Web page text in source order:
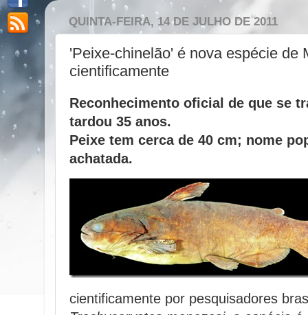
QUINTA-FEIRA, 14 DE JULHO DE 2011
'Peixe-chinelão' é nova espécie de
cientificamente
Reconhecimento oficial de que se
tardou 35 anos.
Peixe tem cerca de 40 cm; nome
achatada.
cientificamente por pesquisadores